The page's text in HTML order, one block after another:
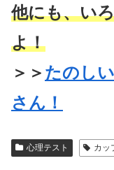
他にも、い
よ！
＞＞ たのし
さん！
心理テスト カッ